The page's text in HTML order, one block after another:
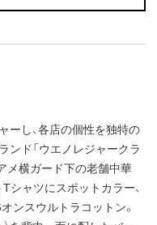
し、各店の個性を独特の
ンド「ウエノレジャークラ
メ横ガード下の老舗中華
シャツにスポットカラー、
ンスウルトラコットン。